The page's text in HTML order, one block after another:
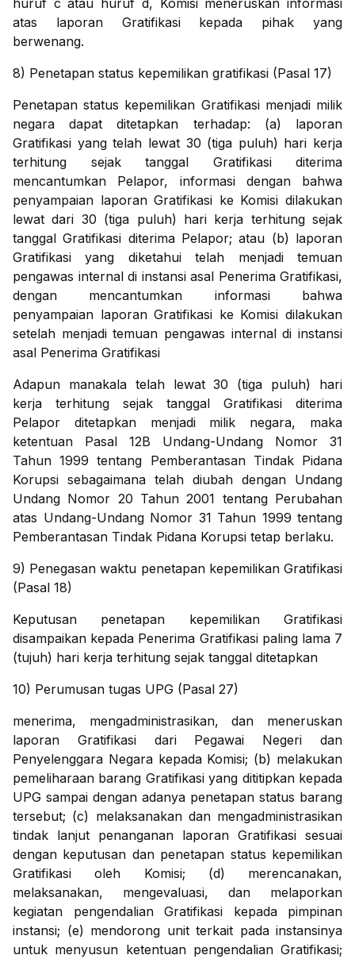
huruf c atau huruf d, Komisi meneruskan informasi
atas laporan Gratifikasi kepada pihak yang
berwenang.
8) Penetapan status kepemilikan gratifikasi (Pasal 17)
Penetapan status kepemilikan Gratifikasi menjadi milik
negara dapat ditetapkan terhadap: (a) laporan
Gratifikasi yang telah lewat 30 (tiga puluh) hari kerja
terhitung sejak tanggal Gratifikasi diterima
mencantumkan Pelapor, informasi dengan bahwa
penyampaian laporan Gratifikasi ke Komisi dilakukan
lewat dari 30 (tiga puluh) hari kerja terhitung sejak
tanggal Gratifikasi diterima Pelapor; atau (b) laporan
Gratifikasi yang diketahui telah menjadi temuan
pengawas internal di instansi asal Penerima Gratifikasi,
dengan mencantumkan informasi bahwa
penyampaian laporan Gratifikasi ke Komisi dilakukan
setelah menjadi temuan pengawas internal di instansi
asal Penerima Gratifikasi
Adapun manakala telah lewat 30 (tiga puluh) hari
kerja terhitung sejak tanggal Gratifikasi diterima
Pelapor ditetapkan menjadi milik negara, maka
ketentuan Pasal 12B Undang-Undang Nomor 31
Tahun 1999 tentang Pemberantasan Tindak Pidana
Korupsi sebagaimana telah diubah dengan Undang
Undang Nomor 20 Tahun 2001 tentang Perubahan
atas Undang-Undang Nomor 31 Tahun 1999 tentang
Pemberantasan Tindak Pidana Korupsi tetap berlaku.
9) Penegasan waktu penetapan kepemilikan Gratifikasi
(Pasal 18)
Keputusan penetapan kepemilikan Gratifikasi
disampaikan kepada Penerima Gratifikasi paling lama 7
(tujuh) hari kerja terhitung sejak tanggal ditetapkan
10) Perumusan tugas UPG (Pasal 27)
menerima, mengadministrasikan, dan meneruskan
laporan Gratifikasi dari Pegawai Negeri dan
Penyelenggara Negara kepada Komisi; (b) melakukan
pemeliharaan barang Gratifikasi yang dititipkan kepada
UPG sampai dengan adanya penetapan status barang
tersebut; (c) melaksanakan dan mengadministrasikan
tindak lanjut penanganan laporan Gratifikasi sesuai
dengan keputusan dan penetapan status kepemilikan
Gratifikasi oleh Komisi; (d) merencanakan,
melaksanakan, mengevaluasi, dan melaporkan
kegiatan pengendalian Gratifikasi kepada pimpinan
instansi; (e) mendorong unit terkait pada instansinya
untuk menyusun ketentuan pengendalian Gratifikasi;